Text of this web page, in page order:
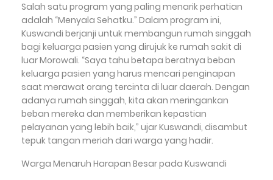
Salah satu program yang paling menarik perhatian
adalah “Menyala Sehatku.” Dalam program ini,
Kuswandi berjanji untuk membangun rumah singgah
bagi keluarga pasien yang dirujuk ke rumah sakit di
luar Morowali. “Saya tahu betapa beratnya beban
keluarga pasien yang harus mencari penginapan
saat merawat orang tercinta di luar daerah. Dengan
adanya rumah singgah, kita akan meringankan
beban mereka dan memberikan kepastian
pelayanan yang lebih baik,” ujar Kuswandi, disambut
tepuk tangan meriah dari warga yang hadir.
Warga Menaruh Harapan Besar pada Kuswandi